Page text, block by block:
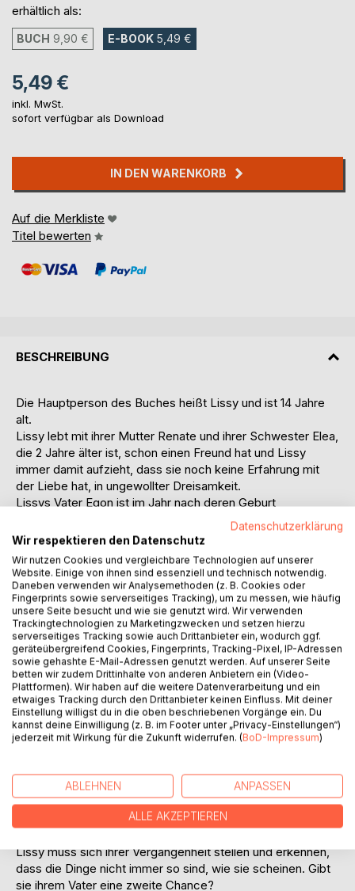
erhältlich als:
BUCH 9,90 € E-BOOK 5,49 €
5,49 €
inkl. MwSt.
sofort verfügbar als Download
IN DEN WARENKORB
Auf die Merkliste
Titel bewerten
BESCHREIBUNG
Die Hauptperson des Buches heißt Lissy und ist 14 Jahre
alt.
Lissy lebt mit ihrer Mutter Renate und ihrer Schwester Elea,
die 2 Jahre älter ist, schon einen Freund hat und Lissy
immer damit aufzieht, dass sie noch keine Erfahrung mit
der Liebe hat, in ungewollter Dreisamkeit.
Lissys Vater Egon ist im Jahr nach deren Geburt
verschwunden und hat seitdem nichts mehr von sich hören
lassen. Renate schweigt sich über das Geschehen aus.
Über seine Bilder an den Wänden, er ist Fotograf, bleibt der
Vater präsent.
Lissy hat eine beste Freundin, die ihr auch im größten
Familienchaos zur Seite steht: Andrea. Der Haken ist:
Andrea nimmt in diesem Schuljahr für längere Zeit an einem
Schüleraustausch mit Paris teil.
Also ist für Lissy nichts naheliegender als ihre Familie von
einer Reise nach Paris zu überzeugen...
Lissys große Pläne und Erwartungen werden in Paris
zunächst auf eine harte Probe gestellt und sie erfährt, dass
nicht alles im Leben so läuft, wie sie es sich vorgestellt hat.
Bahn werfen.
Zu allem Überfluss taucht nach all den Jahren auch noch
Lissys Vater Egon in Paris auf und das Familienchaos ist
Lissy muss sich ihrer Vergangenheit stellen und erkennen,
dass die Dinge nicht immer so sind, wie sie scheinen. Gibt
sie ihrem Vater eine zweite Chance?
Datenschutzerklärung
Wir respektieren den Datenschutz
Wir nutzen Cookies und vergleichbare Technologien auf unserer
Website. Einige von ihnen sind essenziell und technisch notwendig.
Daneben verwenden wir Analysemethoden (z. B. Cookies oder
Fingerprints sowie serverseitiges Tracking), um zu messen, wie häufig
unsere Seite besucht und wie sie genutzt wird. Wir verwenden
Trackingtechnologien zu Marketingzwecken und setzen hierzu
serverseitiges Tracking sowie auch Drittanbieter ein, wodurch ggf.
geräteübergreifend Cookies, Fingerprints, Tracking-Pixel, IP-Adressen
sowie gehashte E-Mail-Adressen genutzt werden. Auf unserer Seite
betten wir zudem Drittinhalte von anderen Anbietern ein (Video-
Plattformen). Wir haben auf die weitere Datenverarbeitung und ein
etwaiges Tracking durch den Drittanbieter keinen Einfluss. Mit deiner
Einstellung willigst du in die oben beschriebenen Vorgänge ein. Du
kannst deine Einwilligung (z. B. im Footer unter „Privacy-Einstellungen“)
jederzeit mit Wirkung für die Zukunft widerrufen. (BoD-Impressum)
ABLEHNEN ANPASSEN
ALLE AKZEPTIEREN